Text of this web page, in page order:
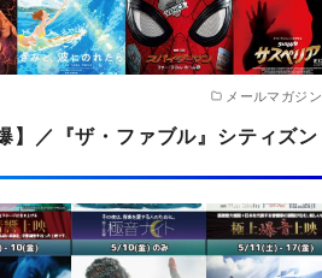
メールマガジン
】／『ザ・ファブル』シティズン